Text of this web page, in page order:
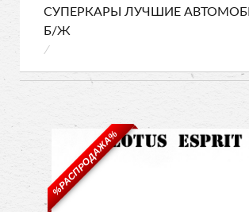
СУПЕРКАРЫ ЛУЧШИЕ
Б/Ж
⁄
%РАСПРОДАЖА%